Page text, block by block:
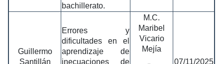
bachillerato.
Guillermo
Santillán
Errores y
dificultades en el
aprendizaje de
inecuaciones de
M.C.
Maribel
Vicario
Mejía
07/11/2025